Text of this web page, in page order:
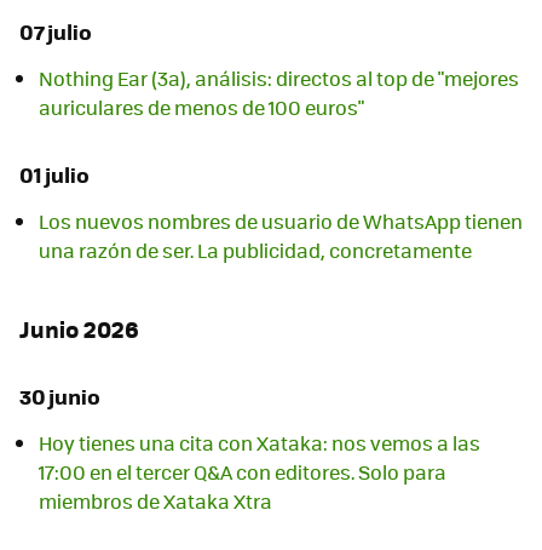
07 julio
Nothing Ear (3a), análisis: directos al top de "mejores
auriculares de menos de 100 euros"
01 julio
Los nuevos nombres de usuario de WhatsApp tienen
una razón de ser. La publicidad, concretamente
Junio 2026
30 junio
Hoy tienes una cita con Xataka: nos vemos a las
17:00 en el tercer Q&A con editores. Solo para
miembros de Xataka Xtra